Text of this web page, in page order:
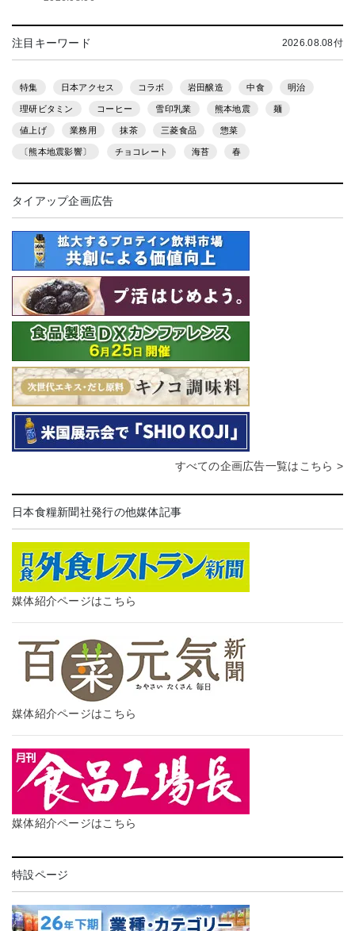
注目キーワード 2026.08.08付
特集 日本アクセス コラボ 岩田醸造 中食 明治
理研ビタミン コーヒー 雪印乳業 熊本地震 麺
値上げ 業務用 抹茶 三菱食品 惣菜
〔熊本地震影響〕 チョコレート 海苔 春
タイアップ企画広告
すべての企画広告一覧はこちら >
日本食糧新聞社発行の他媒体記事
媒体紹介ページはこちら
媒体紹介ページはこちら
媒体紹介ページはこちら
特設ページ